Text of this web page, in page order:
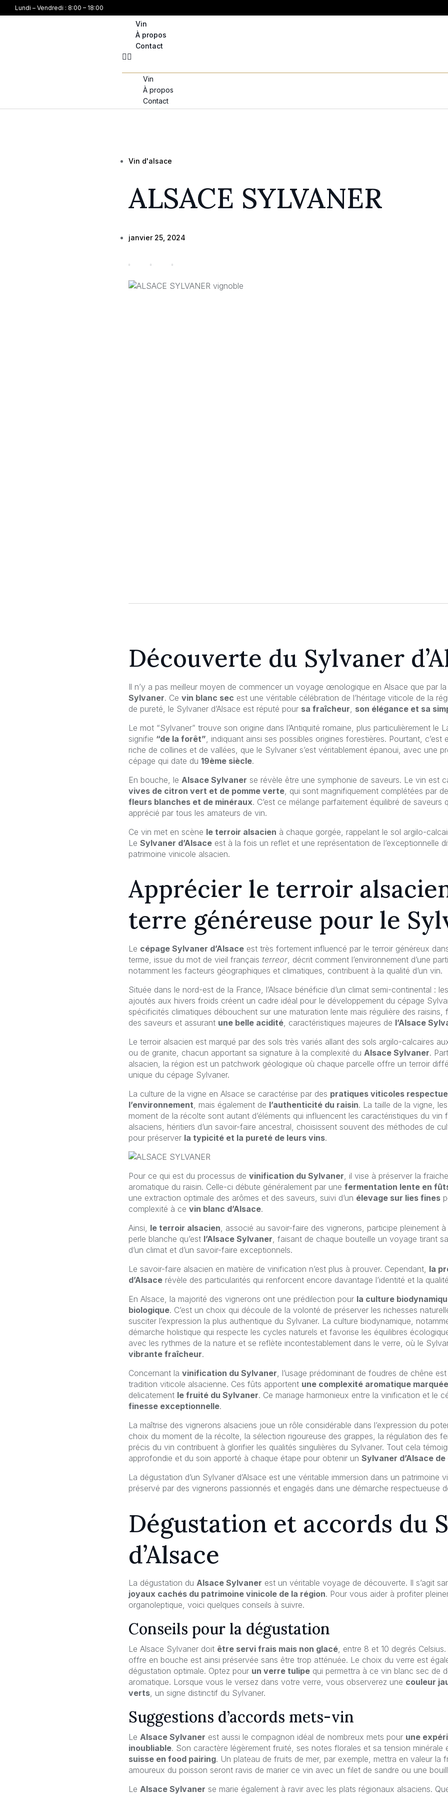
Lundi – Vendredi : 8:00 – 18:00
Vin
À propos
Contact
Vin
À propos
Contact
Vin d'alsace
ALSACE SYLVANER
janvier 25, 2024
Découverte du Sylvaner
Il n’y a pas meilleur moyen de commencer un voyage œnologique en Alsace que par
Sylvaner. Ce vin blanc sec est une véritable célébration de l’héritage viticole de la
de pureté, le Sylvaner d’Alsace est réputé pour sa fraîcheur son élégance et sa
Le mot “Sylvaner” trouve son origine dans l’Antiquité romaine, plus particulièrement le
signifie “de la forêt” , indiquant ainsi ses possibles origines forestières. Pourtant,
riche de collines et de vallées, que le Sylvaner s’est véritablement épanoui, avec une
cépage qui date du 19ème siècle.
En bouche, le Alsace Sylvaner se révèle être une symphonie de saveurs. Le vin est
vives de citron vert et de pomme verte , qui sont magnifiquement complétées par
fleurs blanches et de minéraux. C’est ce mélange parfaitement équilibré de saveurs
apprécié par tous les amateurs de vin.
Ce vin met en scène le terroir alsacien à chaque gorgée, rappelant le sol argilo-
Le Sylvaner d’Alsace est à la fois un reflet et une représentation de l’exceptionnelle
patrimoine vinicole alsacien.
Apprécier le terroir
terre généreuse pour le
Le cépage Sylvaner d’Alsace est très fortement influencé par le terroir généreux
terme, issue du mot de vieil français terreor , décrit comment l’environnement d’une
notamment les facteurs géographiques et climatiques, contribuent à la qualité d’un vin.
Située dans le nord-est de la France, l’Alsace bénéficie d’un climat semi-continental :
ajoutés aux hivers froids créent un cadre idéal pour le développement du cépage
spécificités climatiques débouchent sur une maturation lente mais régulière des
des saveurs et assurant une belle acidité , caractéristiques majeures de l’Alsace
Le terroir alsacien est marqué par des sols très variés allant des sols argilo-calcaires
ou de granite, chacun apportant sa signature à la complexité du Alsace Sylvaner.
alsacien, la région est un patchwork géologique où chaque parcelle offre un terroir
unique du cépage Sylvaner.
La culture de la vigne en Alsace se caractérise par des pratiques viticoles
l’environnement , mais également de l’authenticité du raisin. La taille de la vigne,
moment de la récolte sont autant d’éléments qui influencent les caractéristiques du vin
alsaciens, héritiers d’un savoir-faire ancestral, choisissent souvent des méthodes de
pour préserver la typicité et la pureté de leurs vins.
Pour ce qui est du processus de vinification du Sylvaner , il vise à préserver la
aromatique du raisin. Celle-ci débute généralement par une fermentation lente en
une extraction optimale des arômes et des saveurs, suivi d’un élevage sur lies fines
complexité à ce vin blanc d’Alsace.
Ainsi, le terroir alsacien , associé au savoir-faire des vignerons, participe pleinement
perle blanche qu’est l’Alsace Sylvaner , faisant de chaque bouteille un voyage tirant
d’un climat et d’un savoir-faire exceptionnels.
Le savoir-faire alsacien en matière de vinification n’est plus à prouver. Cependant, la
d’Alsace révèle des particularités qui renforcent encore davantage l’identité et la
En Alsace, la majorité des vignerons ont une prédilection pour la culture
biologique. C’est un choix qui découle de la volonté de préserver les richesses
susciter l’expression la plus authentique du Sylvaner. La culture biodynamique,
démarche holistique qui respecte les cycles naturels et favorise les équilibres
avec les rythmes de la nature et se reflète incontestablement dans le verre, où le
vibrante fraîcheur.
Concernant la vinification du Sylvaner , l’usage prédominant de foudres de chêne
tradition viticole alsacienne. Ces fûts apportent une complexité aromatique marquée
delicatement le fruité du Sylvaner. Ce mariage harmonieux entre la vinification et le
finesse exceptionnelle.
La maîtrise des vignerons alsaciens joue un rôle considérable dans l’expression du
choix du moment de la récolte, la sélection rigoureuse des grappes, la régulation des
précis du vin contribuent à glorifier les qualités singulières du Sylvaner. Tout cela
approfondie et du soin apporté à chaque étape pour obtenir un Sylvaner d’Alsace
La dégustation d’un Sylvaner d’Alsace est une véritable immersion dans un patrimoine
préservé par des vignerons passionnés et engagés dans une démarche respectueuse
Dégustation et accords du
d’Alsace
La dégustation du Alsace Sylvaner est un véritable voyage de découverte. Il s’agit
joyaux cachés du patrimoine vinicole de la région. Pour vous aider à profiter
organoleptique, voici quelques conseils à suivre.
Conseils pour la dégustation
Le Alsace Sylvaner doit être servi frais mais non glacé, entre 8 et 10 degrés
offre en bouche est ainsi préservée sans être trop atténuée. Le choix du verre est
dégustation optimale. Optez pour un verre tulipe qui permettra à ce vin blanc sec de
aromatique. Lorsque vous le versez dans votre verre, vous observerez une couleur
verts, un signe distinctif du Sylvaner.
Suggestions d’accords mets-vin
Le Alsace Sylvaner est aussi le compagnon idéal de nombreux mets pour une
inoubliable. Son caractère légèrement fruité, ses notes florales et sa tension minérale
suisse en food pairing. Un plateau de fruits de mer, par exemple, mettra en valeur la
amoureux du poisson seront ravis de marier ce vin avec un filet de sandre ou une
Le Alsace Sylvaner se marie également à ravir avec les plats régionaux alsaciens.